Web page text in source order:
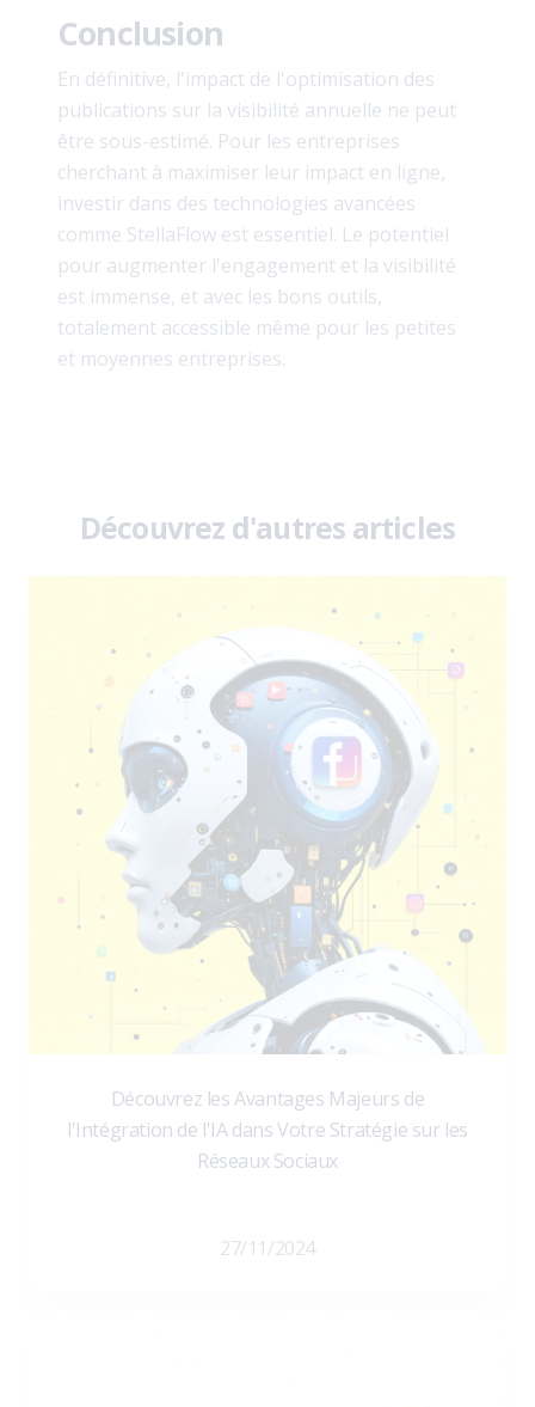
Conclusion
En définitive, l'impact de l'optimisation des
publications sur la visibilité annuelle ne peut
être sous-estimé. Pour les entreprises
cherchant à maximiser leur impact en ligne,
investir dans des technologies avancées
comme StellaFlow est essentiel. Le potentiel
pour augmenter l'engagement et la visibilité
est immense, et avec les bons outils,
totalement accessible même pour les petites
et moyennes entreprises.
Découvrez d'autres articles
Découvrez les Avantages Majeurs de
l'Intégration de l'IA dans Votre Stratégie sur les
Réseaux Sociaux
27/11/2024